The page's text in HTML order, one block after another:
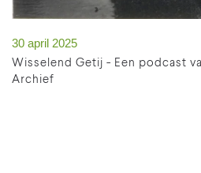
30 april 2025
Wisselend Getij - Een podcast
Archief